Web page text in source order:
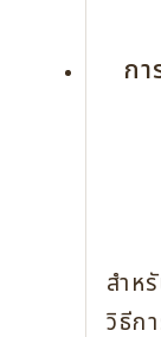
กา
สำห
วิธีก